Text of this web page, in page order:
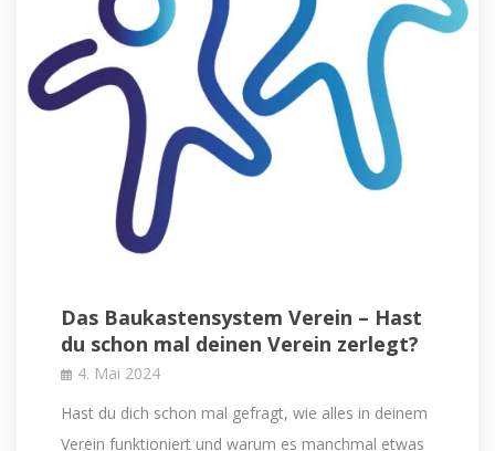
Das Baukastensystem Verein – Hast
du schon mal deinen Verein zerlegt?
4. Mai 2024
Hast du dich schon mal gefragt, wie alles in deinem
Verein funktioniert und warum es manchmal etwas